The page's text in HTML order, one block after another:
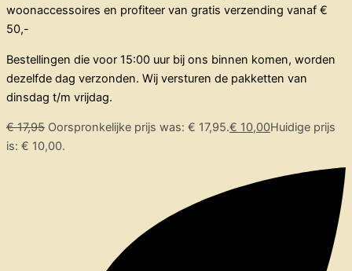
woonaccessoires en profiteer van gratis verzending vanaf €
50,-
Bestellingen die voor 15:00 uur bij ons binnen komen, worden
dezelfde dag verzonden. Wij versturen de pakketten van
dinsdag t/m vrijdag.
€17,95 Oorspronkelijke prijs was: € 17,95.€ 10,00Huidige prijs
is: € 10,00.